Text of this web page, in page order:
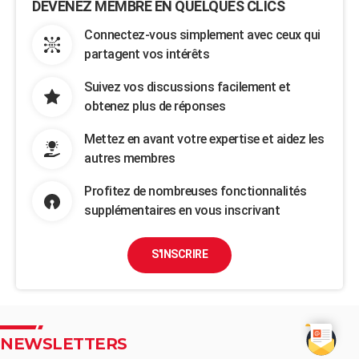
DEVENEZ MEMBRE EN QUELQUES CLICS
Connectez-vous simplement avec ceux qui
partagent vos intérêts
Suivez vos discussions facilement et
obtenez plus de réponses
Mettez en avant votre expertise et aidez les
autres membres
Profitez de nombreuses fonctionnalités
supplémentaires en vous inscrivant
S'INSCRIRE
NEWSLETTERS